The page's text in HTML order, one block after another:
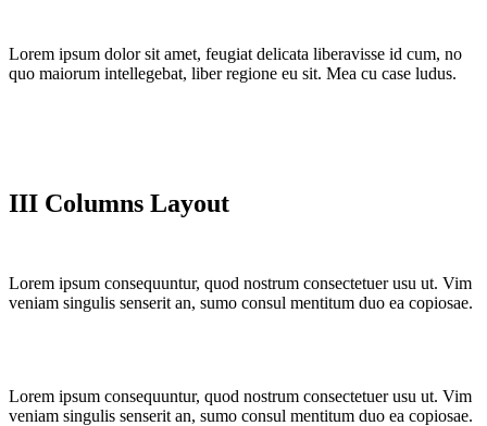
Lorem ipsum dolor sit amet, feugiat delicata liberavisse id cum, no
quo maiorum intellegebat, liber regione eu sit. Mea cu case ludus.
III Columns Layout
Lorem ipsum consequuntur, quod nostrum consectetuer usu ut. Vim
veniam singulis senserit an, sumo consul mentitum duo ea copiosae.
Lorem ipsum consequuntur, quod nostrum consectetuer usu ut. Vim
veniam singulis senserit an, sumo consul mentitum duo ea copiosae.